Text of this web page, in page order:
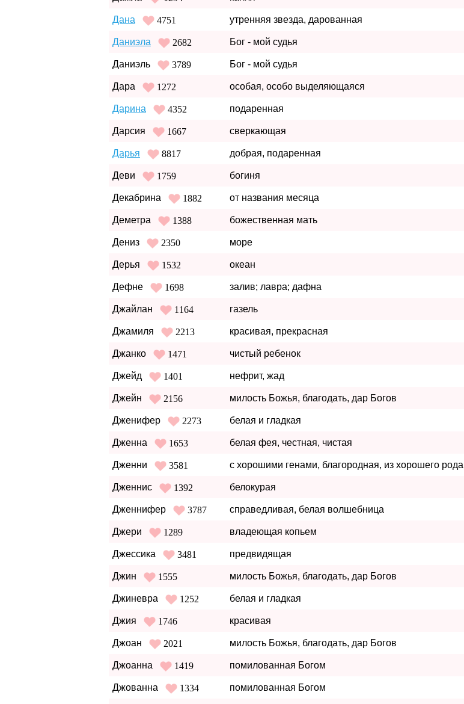
Дана 4751 утренняя звезда, дарованная
Даниэла 2682 Бог - мой судья
Даниэль 3789 Бог - мой судья
Дара 1272 особая, особо выделяющаяся
Дарина 4352 подаренная
Дарсия 1667 сверкающая
Дарья 8817 добрая, подаренная
Деви 1759 богиня
Декабрина 1882 от названия месяца
Деметра 1388 божественная мать
Дениз 2350 море
Дерья 1532 океан
Дефне 1698 залив; лавра; дафна
Джайлан 1164 газель
Джамиля 2213 красивая, прекрасная
Джанко 1471 чистый ребенок
Джейд 1401 нефрит, жад
Джейн 2156 милость Божья, благодать, дар Богов
Дженифер 2273 белая и гладкая
Дженна 1653 белая фея, честная, чистая
Дженни 3581 с хорошими генами, благородная, из хорошего рода
Дженнис 1392 белокурая
Дженнифер 3787 справедливая, белая волшебница
Джери 1289 владеющая копьем
Джессика 3481 предвидящая
Джин 1555 милость Божья, благодать, дар Богов
Джиневра 1252 белая и гладкая
Джия 1746 красивая
Джоан 2021 милость Божья, благодать, дар Богов
Джоанна 1419 помилованная Богом
Джованна 1334 помилованная Богом